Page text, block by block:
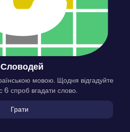
Словодей
мовою. Щодня відгадуйте
6 спроб вгадати слово.
Грати